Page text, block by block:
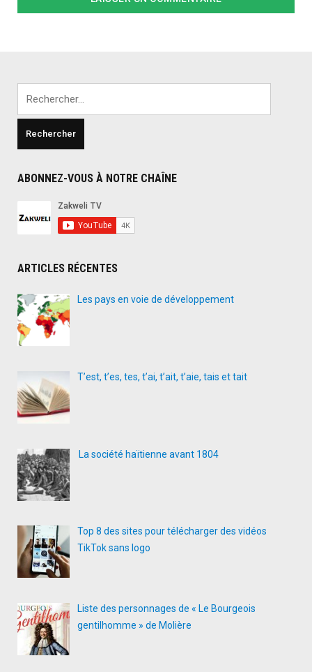
ABONNEZ-VOUS À NOTRE CHAÎNE
ARTICLES RÉCENTES
Les pays en voie de développement
T’est, t’es, tes, t’ai, t’ait, t’aie, tais et tait
La société haïtienne avant 1804
Top 8 des sites pour télécharger des vidéos
TikTok sans logo
Liste des personnages de « Le Bourgeois
gentilhomme » de Molière